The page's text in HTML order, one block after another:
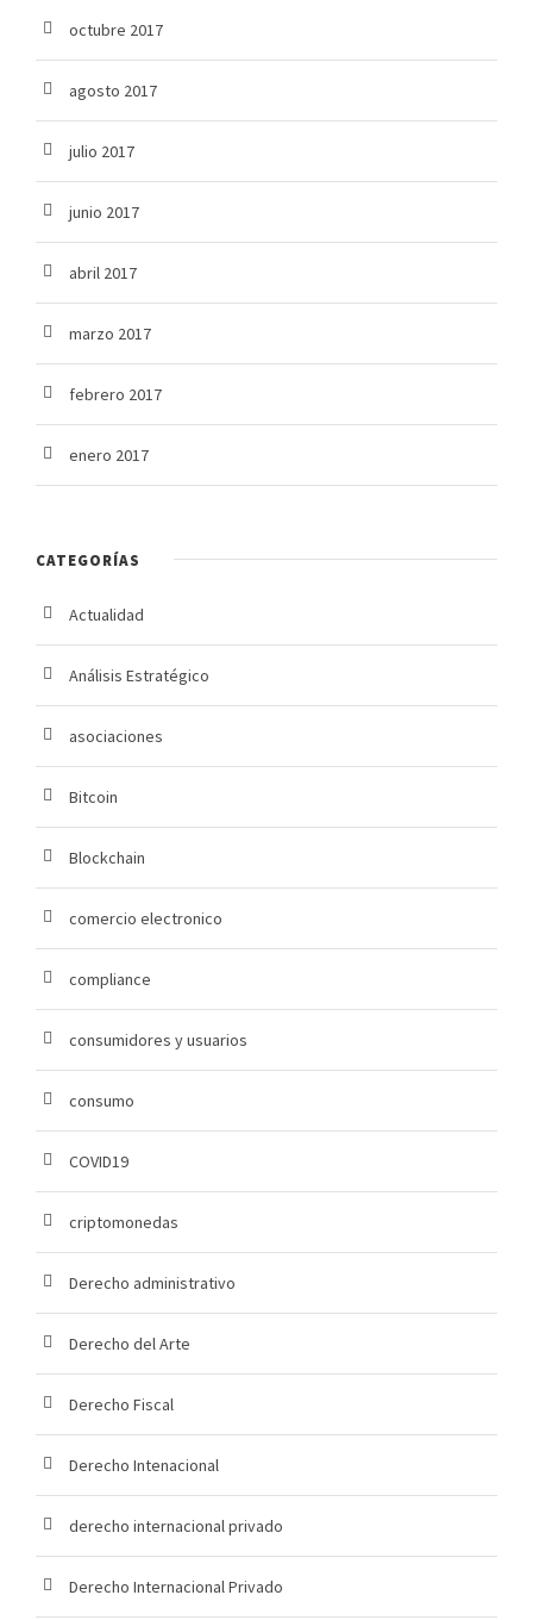
octubre 2017
agosto 2017
julio 2017
junio 2017
abril 2017
marzo 2017
febrero 2017
enero 2017
CATEGORÍAS
Actualidad
Análisis Estratégico
asociaciones
Bitcoin
Blockchain
comercio electronico
compliance
consumidores y usuarios
consumo
COVID19
criptomonedas
Derecho administrativo
Derecho del Arte
Derecho Fiscal
Derecho Intenacional
derecho internacional privado
Derecho Internacional Privado